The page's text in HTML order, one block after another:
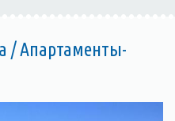
/ Апартаменты-